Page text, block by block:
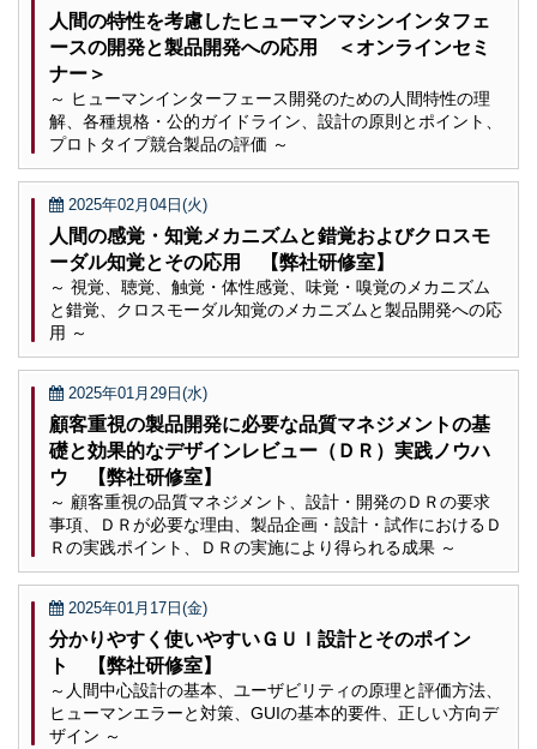
人間の特性を考慮したヒューマンマシンインタフェ
ースの開発と製品開発への応用 ＜オンラインセミ
ナー＞
～ ヒューマンインターフェース開発のための人間特性の理
解、各種規格・公的ガイドライン、設計の原則とポイント、
プロトタイプ競合製品の評価 ～
2025年02月04日(火)
人間の感覚・知覚メカニズムと錯覚およびクロスモ
ーダル知覚とその応用 【弊社研修室】
～ 視覚、聴覚、触覚・体性感覚、味覚・嗅覚のメカニズム
と錯覚、クロスモーダル知覚のメカニズムと製品開発への応
用 ～
2025年01月29日(水)
顧客重視の製品開発に必要な品質マネジメントの基
礎と効果的なデザインレビュー（ＤＲ）実践ノウハ
ウ 【弊社研修室】
～ 顧客重視の品質マネジメント、設計・開発のＤＲの要求
事項、ＤＲが必要な理由、製品企画・設計・試作におけるＤ
Ｒの実践ポイント、ＤＲの実施により得られる成果 ～
2025年01月17日(金)
分かりやすく使いやすいＧＵＩ設計とそのポイン
ト 【弊社研修室】
～人間中心設計の基本、ユーザビリティの原理と評価方法、
ヒューマンエラーと対策、GUIの基本的要件、正しい方向デ
ザイン ～